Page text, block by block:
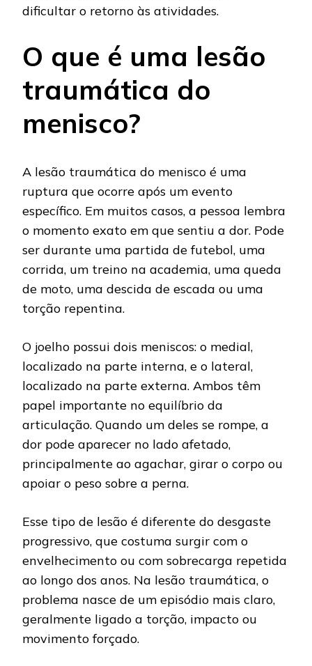
dificultar o retorno às atividades.
O que é uma lesão
traumática do
menisco?
A lesão traumática do menisco é uma
ruptura que ocorre após um evento
específico. Em muitos casos, a pessoa lembra
o momento exato em que sentiu a dor. Pode
ser durante uma partida de futebol, uma
corrida, um treino na academia, uma queda
de moto, uma descida de escada ou uma
torção repentina.
O joelho possui dois meniscos: o medial,
localizado na parte interna, e o lateral,
localizado na parte externa. Ambos têm
papel importante no equilíbrio da
articulação. Quando um deles se rompe, a
dor pode aparecer no lado afetado,
principalmente ao agachar, girar o corpo ou
apoiar o peso sobre a perna.
Esse tipo de lesão é diferente do desgaste
progressivo, que costuma surgir com o
envelhecimento ou com sobrecarga repetida
ao longo dos anos. Na lesão traumática, o
problema nasce de um episódio mais claro,
geralmente ligado a torção, impacto ou
movimento forçado.